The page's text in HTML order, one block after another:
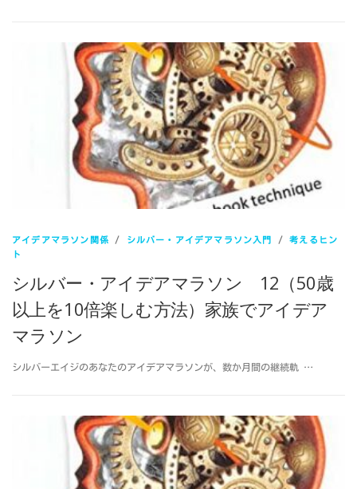
アイデアマラソン関係 / シルバー・アイデアマラソン入門 /考えるヒン
ト
シルバー・アイデアマラソン 12（50歳
以上を10倍楽しむ方法）家族でアイデア
マラソン
シルバーエイジのあなたのアイデアマラソンが、数か月間の継続軌 …